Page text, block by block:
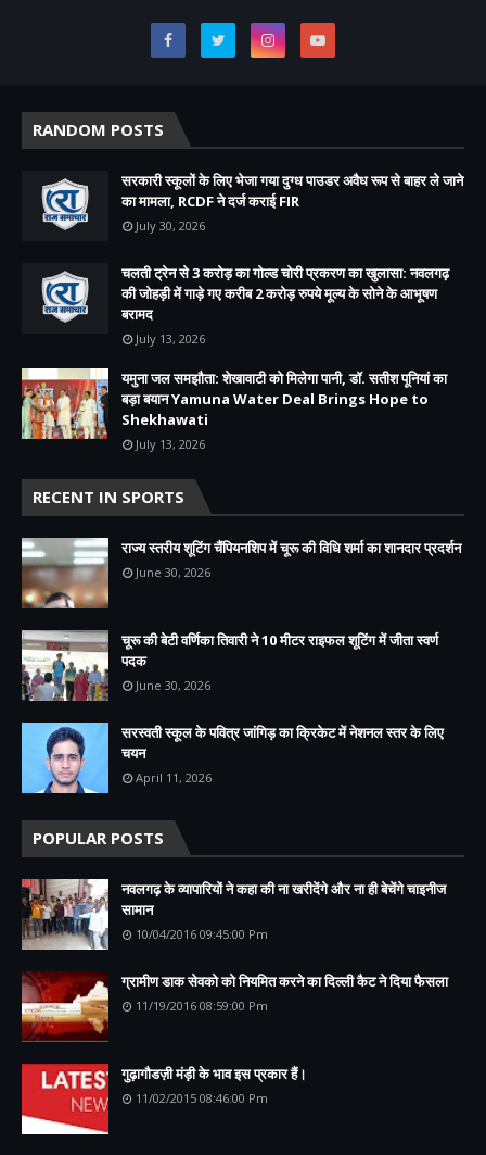
RANDOM POSTS
सरकारी स्कूलों के लिए भेजा गया दुग्ध पाउडर अवैध रूप से बाहर ले जाने
का मामला, RCDF ने दर्ज कराई FIR
July 30, 2026
चलती ट्रेन से 3 करोड़ का गोल्ड चोरी प्रकरण का खुलासा: नवलगढ़
की जोहड़ी में गाड़े गए करीब 2 करोड़ रुपये मूल्य के सोने के आभूषण
बरामद
July 13, 2026
यमुना जल समझौता: शेखावाटी को मिलेगा पानी, डॉ. सतीश पूनियां का
बड़ा बयान Yamuna Water Deal Brings Hope to
Shekhawati
July 13, 2026
RECENT IN SPORTS
राज्य स्तरीय शूटिंग चैंपियनशिप में चूरू की विधि शर्मा का शानदार प्रदर्शन
June 30, 2026
चूरू की बेटी वर्णिका तिवारी ने 10 मीटर राइफल शूटिंग में जीता स्वर्ण
पदक
June 30, 2026
सरस्वती स्कूल के पवित्र जांगिड़ का क्रिकेट में नेशनल स्तर के लिए
चयन
April 11, 2026
POPULAR POSTS
नवलगढ़ के व्यापारियों ने कहा की ना खरीदेंगे और ना ही बेचेंगे चाइनीज
सामान
10/04/2016 09:45:00 Pm
ग्रामीण डाक सेवको को नियमित करने का दिल्ली कैट ने दिया फैसला
11/19/2016 08:59:00 Pm
गुढ़ागौडज़ी मंड़ी के भाव इस प्रकार हैं।
11/02/2015 08:46:00 Pm